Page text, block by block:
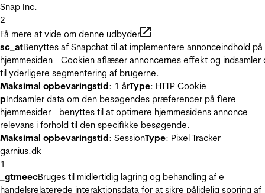
Snap Inc.
2
Få mere at vide om denne udbyder
sc_atBenyttes af Snapchat til at implementere annonceindhold på
hjemmesiden - Cookien aflæser annoncernes effekt og indsamler
til yderligere segmentering af brugerne.
Maksimal opbevaringstid: 1 årType: HTTP Cookie
pIndsamler data om den besøgendes præferencer på flere
hjemmesider - benyttes til at optimere hjemmesidens annonce-
relevans i forhold til den specifikke besøgende.
Maksimal opbevaringstid: SessionType: Pixel Tracker
garnius.dk
1
_gtmeecBruges til midlertidig lagring og behandling af e-
handelsrelaterede interaktionsdata for at sikre pålidelig sporing af